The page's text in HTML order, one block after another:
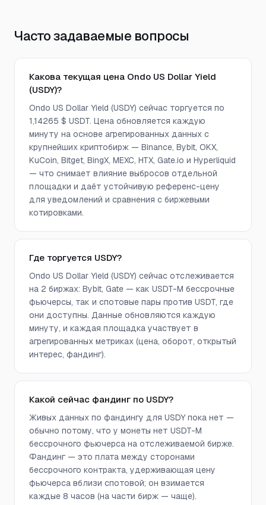
Часто задаваемые вопросы
Какова текущая цена Ondo US Dollar Yield
(USDY)?
Ondo US Dollar Yield (USDY) сейчас торгуется по
1,14265 $ USDT. Цена обновляется каждую
минуту на основе агрегированных данных с
крупнейших криптобирж — Binance, Bybit, OKX,
KuCoin, Bitget, BingX, MEXC, HTX, Gate.io и Hyperliquid
— что снимает влияние выбросов отдельной
площадки и даёт устойчивую референс-цену
для уведомлений и сравнения с биржевыми
котировками.
Где торгуется USDY?
Ondo US Dollar Yield (USDY) сейчас отслеживается
на 2 биржах: Bybit, Gate — как USDT-M бессрочные
фьючерсы, так и спотовые пары против USDT, где
они доступны. Данные обновляются каждую
минуту, и каждая площадка участвует в
агрегированных метриках (цена, оборот, открытый
интерес, фандинг).
Какой сейчас фандинг по USDY?
Живых данных по фандингу для USDY пока нет —
обычно потому, что у монеты нет USDT-M
бессрочного фьючерса на отслеживаемой бирже.
Фандинг — это плата между сторонами
бессрочного контракта, удерживающая цену
фьючерса вблизи спотовой; он взимается
каждые 8 часов (на части бирж — чаще).